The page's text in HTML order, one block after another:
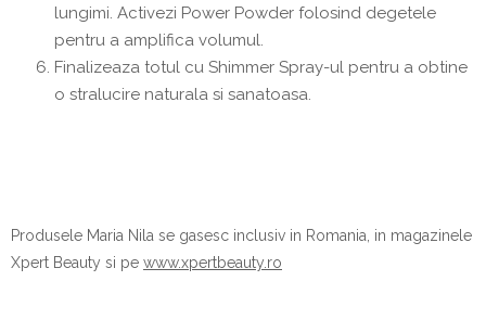
lungimi. Activezi Power Powder folosind degetele
pentru a amplifica volumul.
Finalizeaza totul cu Shimmer Spray-ul pentru a obtine
o stralucire naturala si sanatoasa.
Produsele Maria Nila se gasesc inclusiv in Romania, in magazinele
Xpert Beauty si pe www.xpertbeauty.ro